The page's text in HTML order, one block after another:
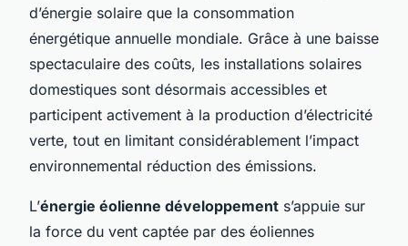
d’énergie solaire que la consommation
énergétique annuelle mondiale. Grâce à une baisse
spectaculaire des coûts, les installations solaires
domestiques sont désormais accessibles et
participent activement à la production d’électricité
verte, tout en limitant considérablement l’impact
environnemental réduction des émissions.
L’énergie éolienne développement s’appuie sur
la force du vent captée par des éoliennes